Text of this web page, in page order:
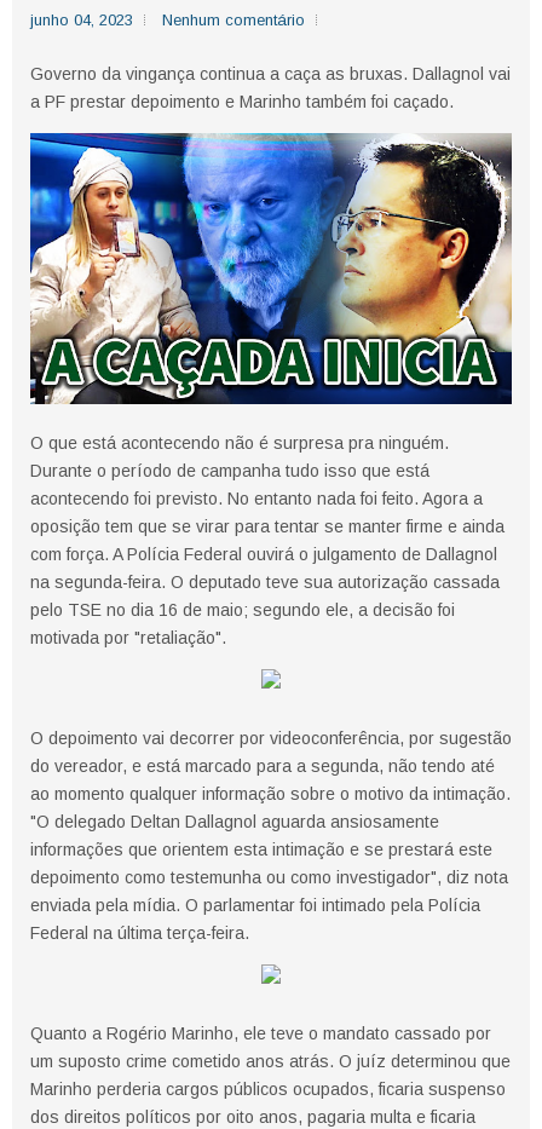
junho 04, 2023 Nenhum comentário
Governo da vingança continua a caça as bruxas. Dallagnol vai
a PF prestar depoimento e Marinho também foi caçado.
O que está acontecendo não é surpresa pra ninguém.
Durante o período de campanha tudo isso que está
acontecendo foi previsto. No entanto nada foi feito. Agora a
oposição tem que se virar para tentar se manter firme e ainda
com força. A Polícia Federal ouvirá o julgamento de Dallagnol
na segunda-feira. O deputado teve sua autorização cassada
pelo TSE no dia 16 de maio; segundo ele, a decisão foi
motivada por "retaliação".
O depoimento vai decorrer por videoconferência, por sugestão
do vereador, e está marcado para a segunda, não tendo até
ao momento qualquer informação sobre o motivo da intimação.
"O delegado Deltan Dallagnol aguarda ansiosamente
informações que orientem esta intimação e se prestará este
depoimento como testemunha ou como investigador", diz nota
enviada pela mídia. O parlamentar foi intimado pela Polícia
Federal na última terça-feira.
Quanto a Rogério Marinho, ele teve o mandato cassado por
um suposto crime cometido anos atrás. O juíz determinou que
Marinho perderia cargos públicos ocupados, ficaria suspenso
dos direitos políticos por oito anos, pagaria multa e ficaria